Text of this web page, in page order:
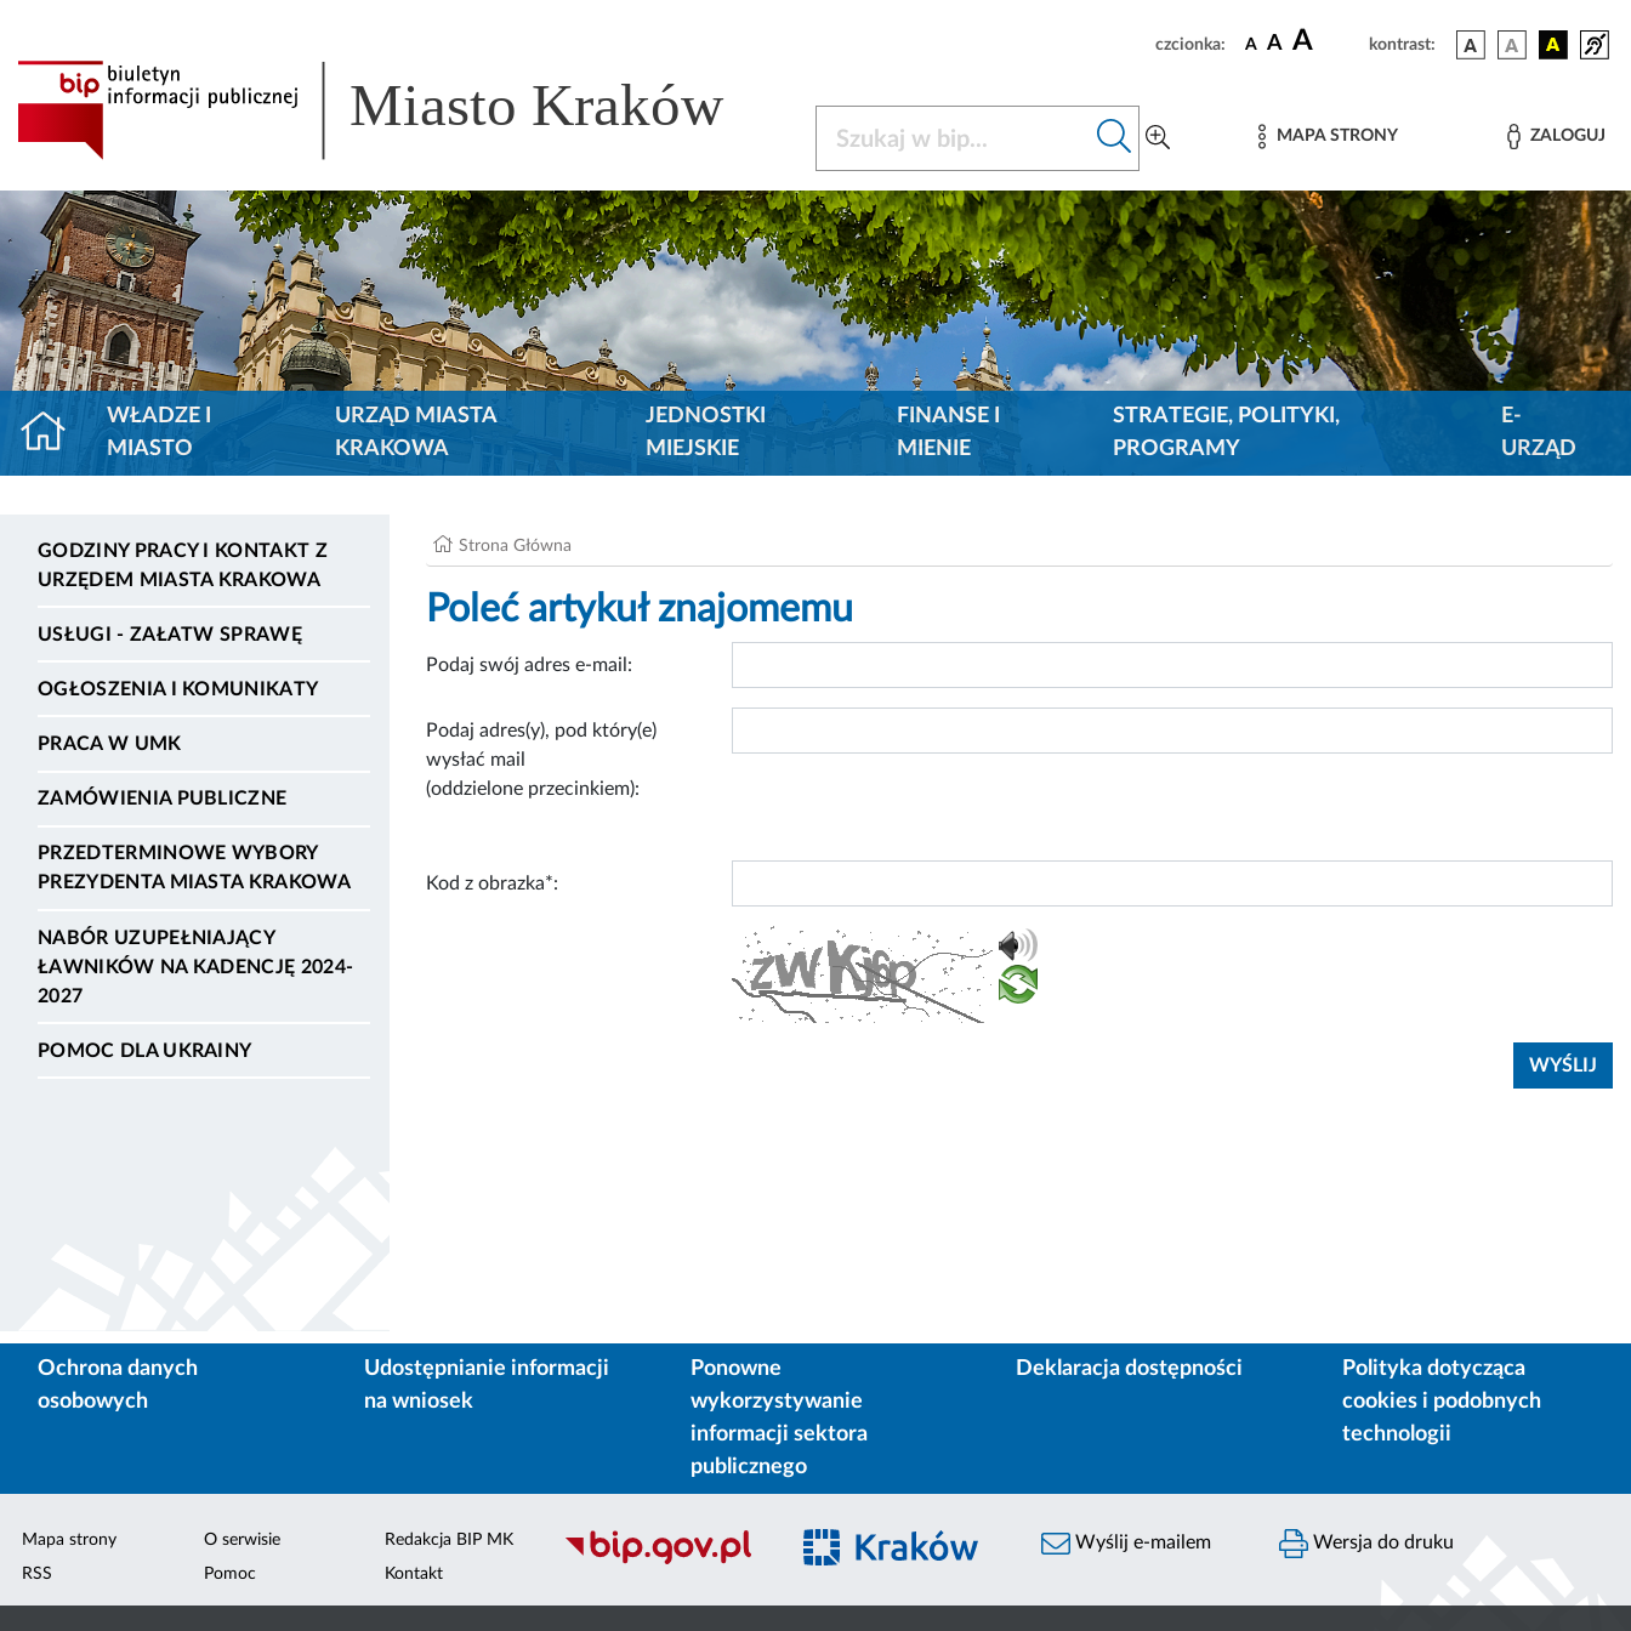
czcionka: A A A kontrast:
Miasto Kraków MAPA STRONY ZALOGUJ
WŁADZE I
MIASTO
URZĄD MIASTA
KRAKOWA
JEDNOSTKI
MIEJSKIE
FINANSE I
MIENIE
STRATEGIE, POLITYKI,
PROGRAMY
E-
URZĄD
GODZINY PRACY I KONTAKT Z
URZĘDEM MIASTA KRAKOWA
USŁUGI - ZAŁATW SPRAWĘ
OGŁOSZENIA I KOMUNIKATY
PRACA W UMK
ZAMÓWIENIA PUBLICZNE
PRZEDTERMINOWE WYBORY
PREZYDENTA MIASTA KRAKOWA
NABÓR UZUPEŁNIAJĄCY
ŁAWNIKÓW NA KADENCJĘ 2024-
2027
POMOC DLA UKRAINY
Strona Główna
Poleć artykuł znajomemu
Podaj swój adres e-mail:
Podaj adres(y), pod który(e)
wysłać mail
(oddzielone przecinkiem):
Kod z obrazka*:
Ochrona danych
osobowych
Udostępnianie informacji
na wniosek
Ponowne
wykorzystywanie
informacji sektora
publicznego
Deklaracja dostępności
Polityka dotycząca
cookies i podobnych
technologii
Mapa strony
RSS
O serwisie
Pomoc
Redakcja BIP MK
Kontakt
Wyślij e-mailem Wersja do druku